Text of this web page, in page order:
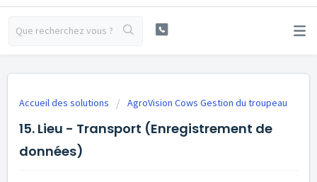
Accueil des solutions AgroVision Cows Gestion du troupeau
15. Lieu - Transport (Enregistrement de
données)